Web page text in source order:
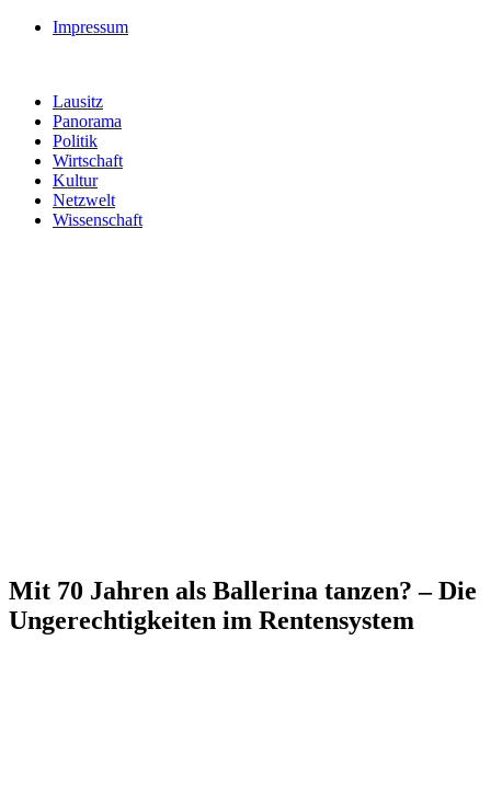
Impressum
Lausitz
Panorama
Politik
Wirtschaft
Kultur
Netzwelt
Wissenschaft
Mit 70 Jahren als Ballerina tanzen? – Die
Ungerechtigkeiten im Rentensystem